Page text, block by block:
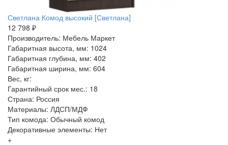
Светлана Комод высокий [Светлана]
12 798 ₽
Производитель: Мебель Маркет
Габаритная высота, мм: 1024
Габаритная глубина, мм: 402
Габаритная ширина, мм: 604
Вес, кг:
Гарантийный срок мес.: 18
Страна: Россия
Материалы: ЛДСП/МДФ
Тип комода: Обычный комод
Декоративные элементы: Нет
+